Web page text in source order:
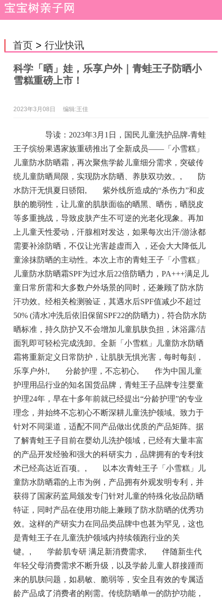
首页> 行业快讯
科学「晒」娃，乐享户外｜青蛙王子防晒小
雪糕重磅上市！
2023年3月08日 编辑:王佳
导读：2023年3月1日，国民儿童洗护品牌-青蛙
王子缤纷果遇家族重磅推出了全新成员——「小雪糕」
儿童防水防晒霜，再次聚焦学龄儿童细分需求，突破传
统儿童防晒局限，实现防水防晒、养肤双功效。 , 防
水防汗无惧夏日骄阳 , 紫外线所造成的“杀伤力”和皮
肤的脆弱性，让儿童的肌肤面临的晒黑、晒伤，晒脱皮
等多重挑战，导致皮肤产生不可逆的光老化现象。再加
上儿童天性爱动，汗腺相对发达，如果每次出汗/游泳都
需要补涂防晒，不仅让光害趁虚而入 ，还会大大降低儿
童涂抹防晒的主动性。本次上市的青蛙王子「小雪糕」
儿童防水防晒霜SPF为过水后22倍防晒力，PA+++满足儿
童日常所需和大多数户外场景的同时，还兼顾了防水防
汗功效。经相关检测验证，其遇水后SPF值减少不超过
50% (清水冲洗后依旧保留SPF22的防晒力)，符合防水防
晒标准，持久防护又不会增加儿童肌肤负担，沐浴露/洁
面乳即可轻松完成洗卸。全新「小雪糕」儿童防水防晒
霜将重新定义日常防护，让肌肤无惧光害，每时每刻，
乐享户外!, 分龄护理，不忘初心, 作为中国儿童
护理用品行业的知名国货品牌，青蛙王子品牌专注婴童
护理24年，早在十多年前就已经提出“分龄护理”的专业
理念，并始终不忘初心不断深耕儿童洗护领域。致力于
针对不同渠道，适配不同产品做出优质的产品矩阵。据
了解青蛙王子目前在婴幼儿洗护领域，已经有大量丰富
的产品开发经验和强大的科研实力，品牌拥有的专利技
术已经高达近百项。 , 以本次青蛙王子「小雪糕」儿
童防水防晒霜的上市为例，产品拥有外观发明专利，并
获得了国家药监局颁发专门针对儿童的特殊化妆品防晒
特证，同时产品在使用功能上兼顾了防水防晒的优秀功
效。这样的产研实力在同品类品牌中也甚为罕见，这也
是青蛙王子在儿童洗护领域内持续领跑行业的关
键。 , 学龄肌专研 满足新消费需求, 伴随新生代
年轻父母消费需求不断升级，以及学龄儿童人群接踵而
来的肌肤问题，如易敏、脆弱等，安全且有效的专属适
龄产品成了消费者的刚需。传统防晒单一的防护功能，